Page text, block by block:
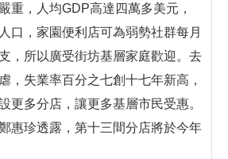
重，人均GDP高達四萬多美元，
口，家園便利店可為弱勢社群每月
，所以廣受街坊基層家庭歡迎。去
，失業率百分之七創十七年新高，
更多分店，讓更多基層市民受惠。
惠珍透露，第十三間分店將於今年